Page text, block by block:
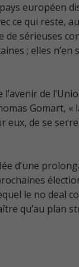
européen
ce qui reste,
sérieuses
; elles n’en
de
Gomart, «
de se
d’une
le no deal
qu’au plan